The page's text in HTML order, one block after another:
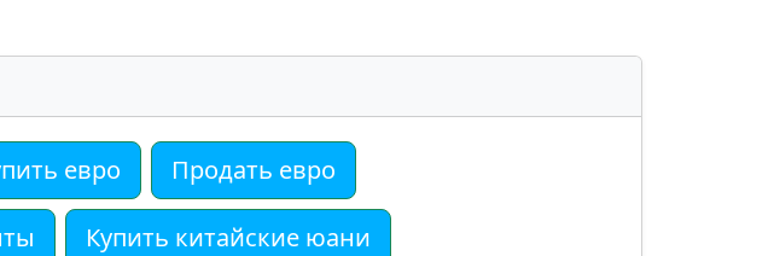
евро Продать евро
Купить китайские юани